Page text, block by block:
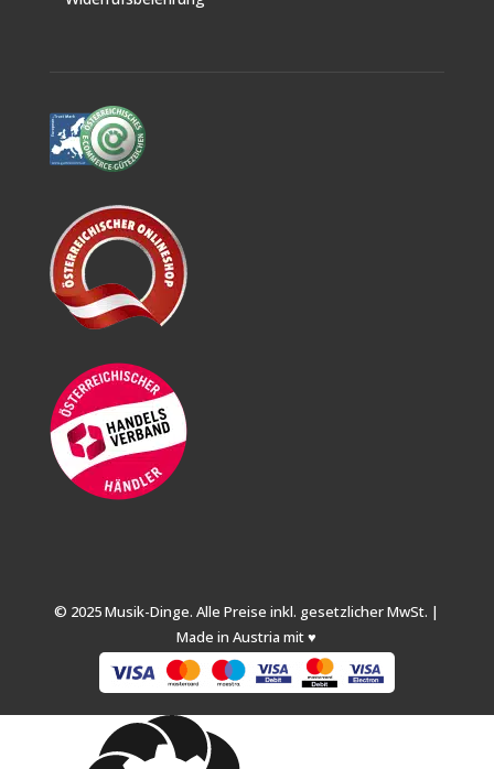
© 2025 Musik-Dinge. Alle Preise inkl. gesetzlicher MwSt. |
Made in Austria mit ♥